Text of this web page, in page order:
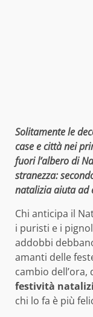
Solitamente le
case e città nei
fuori l’albero di
stranezza:
natalizia aiuta ad
Chi anticipa il
i puristi e i
addobbi
amanti delle
cambio dell’ora,
festività
chi lo fa è più